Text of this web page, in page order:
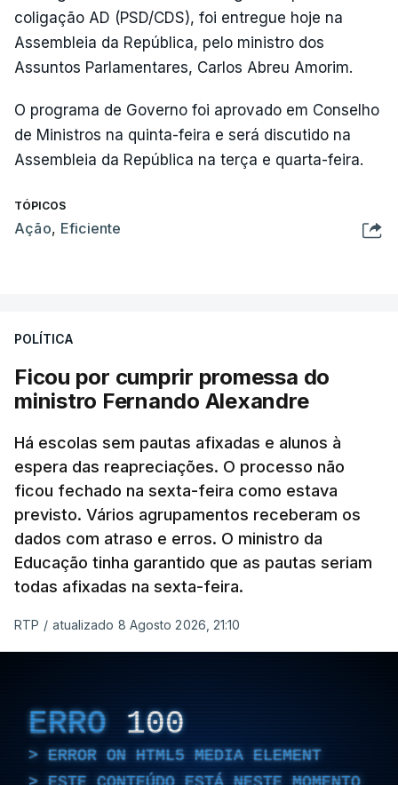
coligação AD (PSD/CDS), foi entregue hoje na
Assembleia da República, pelo ministro dos
Assuntos Parlamentares, Carlos Abreu Amorim.
O programa de Governo foi aprovado em Conselho
de Ministros na quinta-feira e será discutido na
Assembleia da República na terça e quarta-feira.
TÓPICOS
Ação, Eficiente
POLÍTICA
Ficou por cumprir promessa do
ministro Fernando Alexandre
Há escolas sem pautas afixadas e alunos à
espera das reapreciações. O processo não
ficou fechado na sexta-feira como estava
previsto. Vários agrupamentos receberam os
dados com atraso e erros. O ministro da
Educação tinha garantido que as pautas seriam
todas afixadas na sexta-feira.
RTP / atualizado 8 Agosto 2026, 21:10
ERRO 100
ERROR ON HTML5 MEDIA ELEMENT